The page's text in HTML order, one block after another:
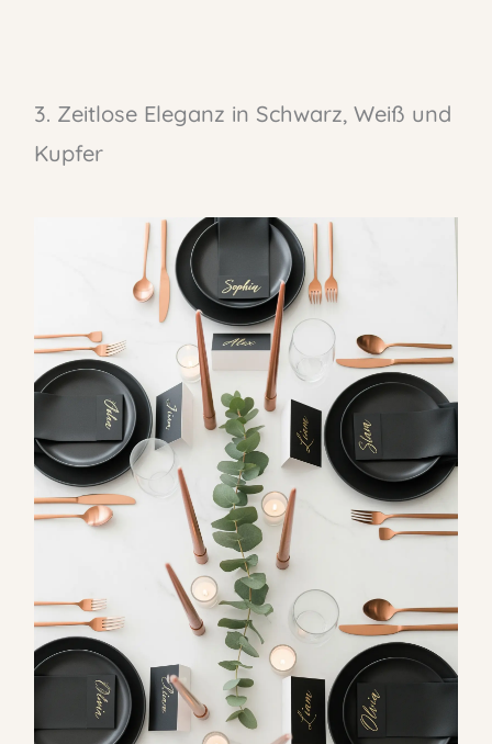
3. Zeitlose Eleganz in Schwarz, Weiß und
Kupfer